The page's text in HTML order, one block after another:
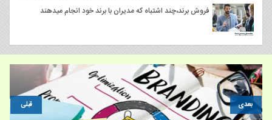
فروش برند،چند اشتباه که مدیران با برند خود انجام میدهند
قبلی بعدی